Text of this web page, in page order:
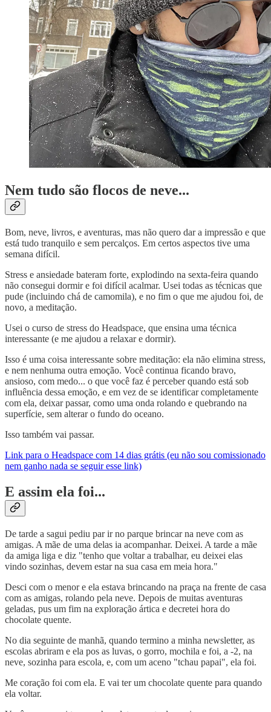
Nem tudo são flocos de neve...
Bom, neve, livros, e aventuras, mas não quero dar a impressão e que
está tudo tranquilo e sem percalços. Em certos aspectos tive uma
semana difícil.
Stress e ansiedade bateram forte, explodindo na sexta-feira quando
não consegui dormir e foi difícil acalmar. Usei todas as técnicas que
pude (incluindo chá de camomila), e no fim o que me ajudou foi, de
novo, a meditação.
Usei o curso de stress do Headspace, que ensina uma técnica
interessante (e me ajudou a relaxar e dormir).
Isso é uma coisa interessante sobre meditação: ela não elimina stress,
e nem nenhuma outra emoção. Você continua ficando bravo,
ansioso, com medo... o que você faz é perceber quando está sob
influência dessa emoção, e em vez de se identificar completamente
com ela, deixar passar, como uma onda rolando e quebrando na
superfície, sem alterar o fundo do oceano.
Isso também vai passar.
Link para o Headspace com 14 dias grátis (eu não sou comissionado
nem ganho nada se seguir esse link)
E assim ela foi...
De tarde a sagui pediu par ir no parque brincar na neve com as
amigas. A mãe de uma delas ia acompanhar. Deixei. A tarde a mãe
da amiga liga e diz "tenho que voltar a trabalhar, eu deixei elas
vindo sozinhas, devem estar na sua casa em meia hora."
Desci com o menor e ela estava brincando na praça na frente de casa
com as amigas, rolando pela neve. Depois de muitas aventuras
geladas, pus um fim na exploração ártica e decretei hora do
chocolate quente.
No dia seguinte de manhã, quando termino a minha newsletter, as
escolas abriram e ela pos as luvas, o gorro, mochila e foi, a -2, na
neve, sozinha para escola, e, com um aceno "tchau papai", ela foi.
Me coração foi com ela. E vai ter um chocolate quente para quando
ela voltar.